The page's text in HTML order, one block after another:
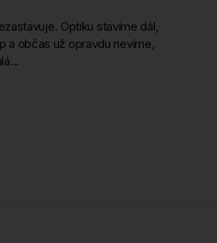
Optiku stavíme dál,
a občas už opravdu nevíme,